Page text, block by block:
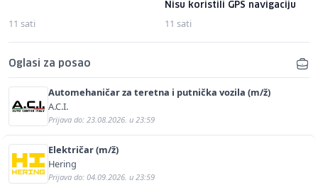
11 sati
Nisu koristili GPS navigaciju
11 sati
Oglasi za posao
Automehaničar za teretna i putnička vozila (m/ž)
A.C.I.
Prijava do: 23.08.2026. u 23:59
Električar (m/ž)
Hering
Prijava do: 04.09.2026. u 23:59